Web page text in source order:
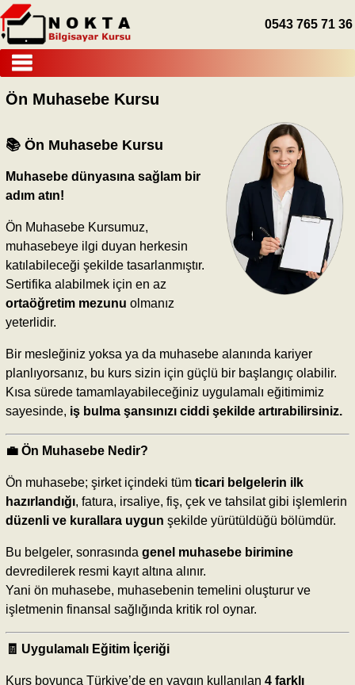
0543 765 71 36
ANASAYFA
İLETİŞİM
Ön Muhasebe Kursu
📚 Ön Muhasebe Kursu
Muhasebe dünyasına sağlam bir
adım atın!
Ön Muhasebe Kursumuz,
muhasebeye ilgi duyan herkesin
katılabileceği şekilde tasarlanmıştır.
Sertifika alabilmek için en az
ortaöğretim mezunu olmanız
yeterlidir.
Bir mesleğiniz yoksa ya da muhasebe alanında kariyer
planlıyorsanız, bu kurs sizin için güçlü bir başlangıç olabilir.
Kısa sürede tamamlayabileceğiniz uygulamalı eğitimimiz
sayesinde, iş bulma şansınızı ciddi şekilde artırabilirsiniz.
💼 Ön Muhasebe Nedir?
Ön muhasebe; şirket içindeki tüm ticari belgelerin ilk
hazırlandığı, fatura, irsaliye, fiş, çek ve tahsilat gibi işlemlerin
düzenli ve kurallara uygun şekilde yürütüldüğü bölümdür.
Bu belgeler, sonrasında genel muhasebe birimine
devredilerek resmi kayıt altına alınır.
Yani ön muhasebe, muhasebenin temelini oluşturur ve
işletmenin finansal sağlığında kritik rol oynar.
🧾 Uygulamalı Eğitim İçeriği
Kurs boyunca Türkiye’de en yaygın kullanılan 4 farklı